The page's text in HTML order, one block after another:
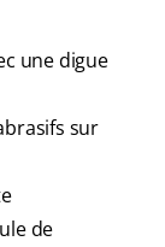
une digue
sur
de